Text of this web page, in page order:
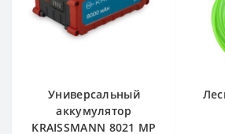
Универсальный
аккумулятор
KRAISSMANN 8021 MP